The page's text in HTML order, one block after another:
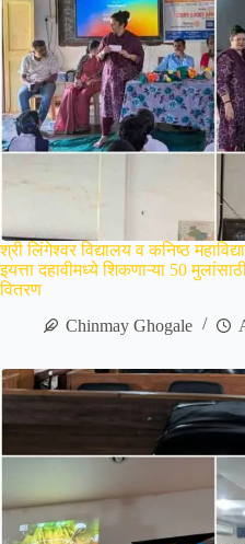
श्री लिंगेश्वर विद्यालय व कनिष्ठ
इयत्ता दहावीमध्ये शिकणाऱ्या 50
वितरण
Chinmay Ghogale